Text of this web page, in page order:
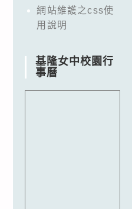
網站維護之css使
用說明
基隆女中校園行
事曆